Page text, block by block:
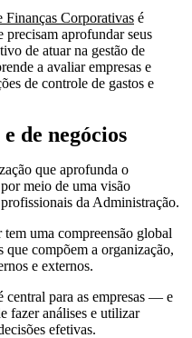
Finanças Corporativas é
precisam aprofundar seus
de atuar na gestão de
a avaliar empresas e
de controle de gastos e
de negócios
que aprofunda o
meio de uma visão
da Administração.
uma compreensão global
que compõem a organização,
e externos.
central para as empresas — e
fazer análises e utilizar
efetivas.